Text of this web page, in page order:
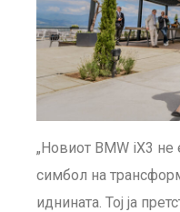
„Новиот BMW iX3
симбол на
иднината. Тој ја